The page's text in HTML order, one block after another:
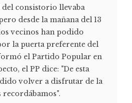
consistorio llevaba
desde la mañana del 13
vecinos han podido
la puerta preferente del
el Partido Popular en
el PP dice: "De esta
volver a disfrutar de la
recordábamos".